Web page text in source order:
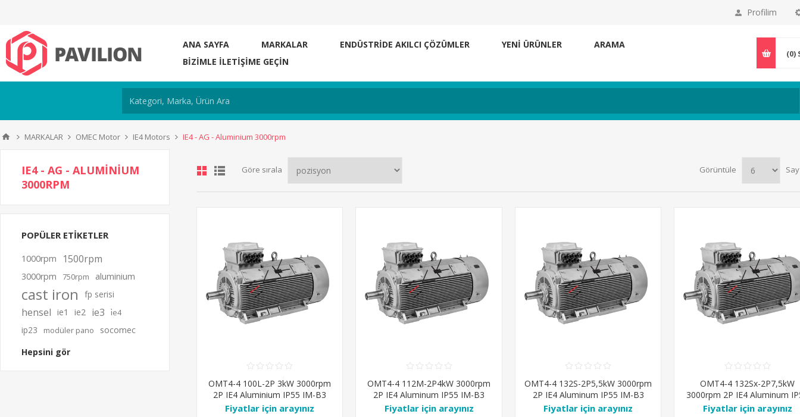
Profilim
ANA SAYFA MARKALAR ENDÜSTRİDE AKILCI ÇÖZÜMLER YENI ÜRÜNLER
ARAMA
BIZIMLE ILETIŞIME GEÇIN
(0)
MARKALAR OMEC Motor IE4 Motors IE4 - AG - Aluminium 3000rpm
Göre sırala Görüntüle
OMT4-4 100L-2P 3kW 3000rpm
2P IE4 Aluminium IP55 IM-B3
Ral7031
Fiyatlar için arayınız
OMT4-4 112M-2P4kW 3000rpm
2P IE4 Aluminum IP55 IM-B3
Ral7031
Fiyatlar için arayınız
OMT4-4 132S-2P5,5kW 3000rpm
2P IE4 Aluminum IP55 IM-B3
Ral7031
Fiyatlar için arayınız
OMT4-4 132Sx-2P7,5kW
3000rpm 2P IE4 Aluminum
IM-B3 Ral7031
Fiyatlar için arayınız
IE4 - AG - ALUMINIUM
3000RPM
POPÜLER ETIKETLER
1000rpm 1500rpm
3000rpm 750rpm aluminium
cast iron fp serisi
hensel ie1 ie2 ie3 i̇e4
ip23 modüler pano
socomec
Hepsini gör